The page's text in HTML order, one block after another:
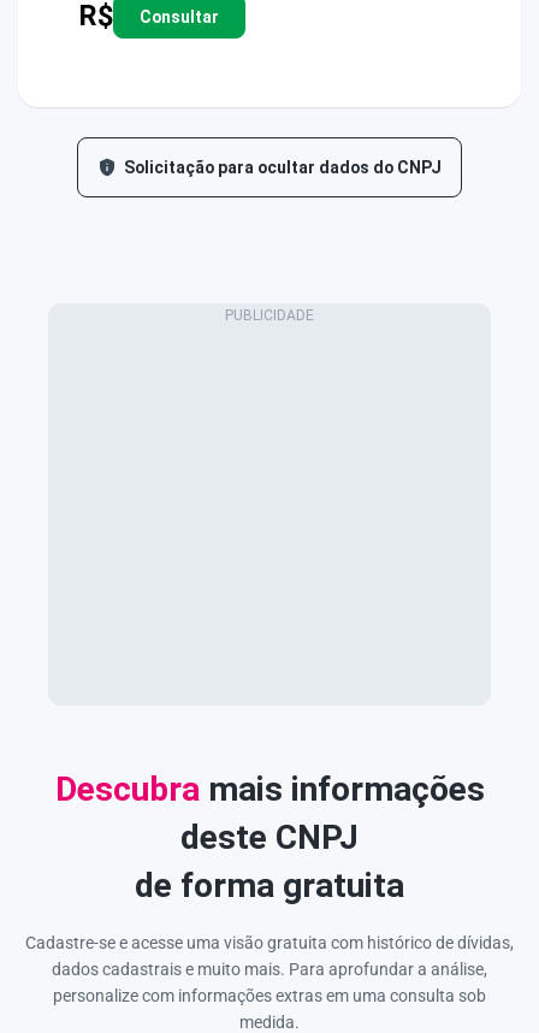
R$ Consultar
Solicitação para ocultar dados do CNPJ
Descubra mais informações
deste CNPJ
de forma gratuita
Cadastre-se e acesse uma visão gratuita com histórico de dívidas,
dados cadastrais e muito mais. Para aprofundar a análise,
personalize com informações extras em uma consulta sob
medida.